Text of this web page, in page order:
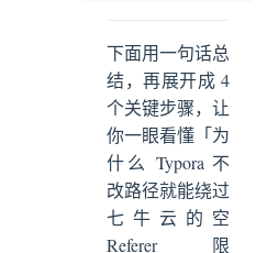
4 步拆解
示意流程图
关键点
🎯 核心思路
🛠️ 具体操作（Windows/macOS/Linux 通用）
① 安装本地代理工具
下面用一句话总
结，再展开成 4
个关键步骤，让
你一眼看懂「为
什么 Typora 不
改路径就能绕过
七牛云的空
Referer 限